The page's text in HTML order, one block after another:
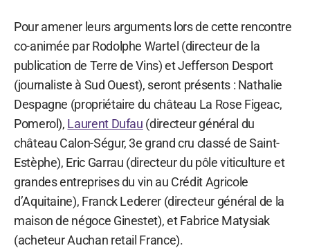
Pour amener leurs arguments lors de cette rencontre
co-animée par Rodolphe Wartel (directeur de la
publication de Terre de Vins) et Jefferson Desport
(journaliste à Sud Ouest), seront présents : Nathalie
Despagne (propriétaire du château La Rose Figeac,
Pomerol), Laurent Dufau (directeur général du
château Calon-Ségur, 3e grand cru classé de Saint-
Estèphe), Eric Garrau (directeur du pôle viticulture et
grandes entreprises du vin au Crédit Agricole
d’Aquitaine), Franck Lederer (directeur général de la
maison de négoce Ginestet), et Fabrice Matysiak
(acheteur Auchan retail France).